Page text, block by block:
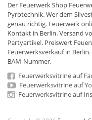
Der Feuerwerk Shop
Pyrotechnik. Wer dem
genau richtig. Feuerwerk
Kontakt in Berlin. Versand
Partyartikel. Preiswert
Feuerwerksverkauf in
BAM-Nummer.
Feuerwerksvitrine auf
Feuerwerksvitrine auf
Feuerwerksvitrine auf